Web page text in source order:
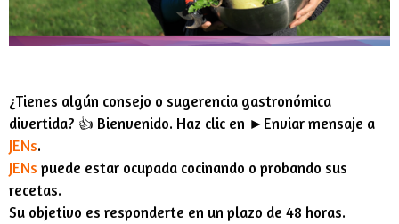
¿Tienes algún consejo o sugerencia gastronómica
divertida? 👍 Bienvenido. Haz clic en ►Enviar mensaje a
JENs.
JENs puede estar ocupada cocinando o probando sus
recetas.
Su objetivo es responderte en un plazo de 48 horas.